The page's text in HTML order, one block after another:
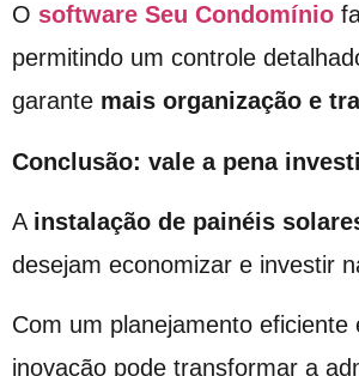
O software Seu Condomínio
permitindo um controle
garante mais organização e
Conclusão: vale a pena
A instalação de painéis
desejam economizar e investir
Com um planejamento eficiente
inovação pode transformar a